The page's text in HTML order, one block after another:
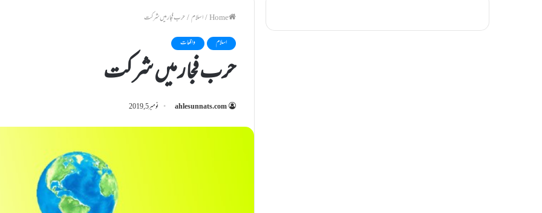
/اسلام/حرب فجار میں شرکت
اسلام واقعات
حرب فجار میں شرکت
ahlesunnats.com نومبر 5, 2019